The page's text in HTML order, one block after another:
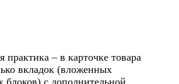
практика – в карточке товара
вкладок (вложенных
с дополнительной